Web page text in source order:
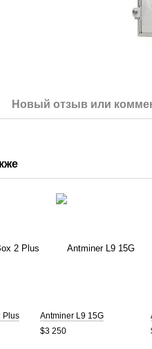
Новый отзыв или
Plus
Antminer L9 15G
$3 250